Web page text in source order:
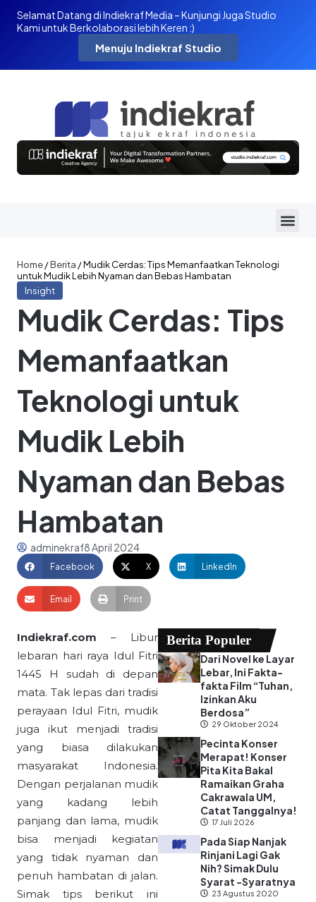
Selamat Datang di Indiekraf Media – Kunjungi Juga Studio
Kami untuk Berkolaborasi lebih Keren :)
Menuju Indiekraf Studio
Home/Berita /Mudik Cerdas: Tips Memanfaatkan Teknologi
untuk Mudik Lebih Nyaman dan Bebas Hambatan
Insight
Mudik Cerdas: Tips
Memanfaatkan
Teknologi untuk
Mudik Lebih
Nyaman dan Bebas
Hambatan
adminekraf8 April 2024
Facebook X LinkedIn
Email Print
Indiekraf.com – Libur
lebaran hari raya Idul Fitri
1445 H sudah di depan
mata. Tak lepas dari tradisi
perayaan Idul Fitri, mudik
juga ikut menjadi tradisi
yang biasa dilakukan
masyarakat Indonesia.
Dengan perjalanan mudik
yang kadang lebih
panjang dan lama, mudik
bisa menjadi kegiatan
yang tidak nyaman dan
penuh hambatan di jalan.
Simak tips berikut ini
Berita Populer
Dari Novel ke Layar
Lebar, Ini Fakta-
fakta Film “Tuhan,
Izinkan Aku
Berdosa”
29 Oktober 2024
Pecinta Konser
Merapat! Konser
Pita Kita Bakal
Ramaikan Graha
Cakrawala UM,
Catat Tanggalnya!
17 Juli 2026
Pada Siap Nanjak
Rinjani Lagi Gak
Nih? Simak Dulu
Syarat -Syaratnya
23 Agustus 2020